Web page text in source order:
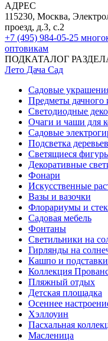
АДРЕС
115230, Москва,
проезд, д.3, с.2
+7 (495) 984-05-25
оптовикам
ПОДКАТАЛОГ
Лето Дача Сад
Садовые
Предметы дачного
Светодиодные
Очаги и чаши для
Садовые
Подсветка деревьев
Светящиеся
Декоративные
Фонари
Искусственные
Вазы и вазочки
Флорариумы и
Садовая мебель
Фонтаны
Светильники на
Гирлянды на
Кашпо и подставки
Коллекция
Пляжный отдых
Детская площадка
Осеннее
Хэллоуин
Пасхальная
Масленица